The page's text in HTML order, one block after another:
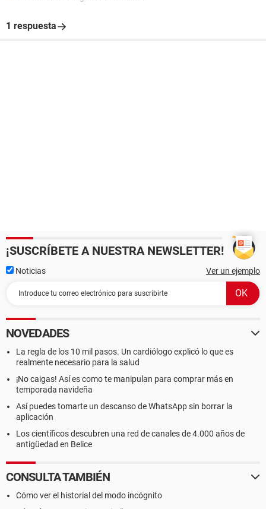
1 respuesta
¡SUSCRÍBETE A NUESTRA NEWSLETTER!
Noticias Ver un ejemplo
NOVEDADES
La regla de los 10 mil pasos. Un cardiólogo explicó lo que es
realmente necesario para la salud
¡No caigas! Así es como te manipulan para comprar más en
temporada navideña
Así puedes tomarte un descanso de WhatsApp sin borrar la
aplicación
Los científicos descubren una red de canales de 4.000 años de
antigüedad en Belice
CONSULTA TAMBIÉN
Cómo ver el historial del modo incógnito